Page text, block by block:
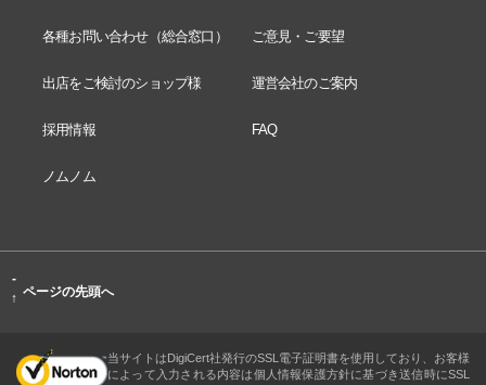
各種お問い合わせ（総合窓口） ご意見・ご要望
出店をご検討のショップ様 運営会社のご案内
採用情報 FAQ
ノムノム
-
↑ ページの先頭へ
当サイトはDigiCert社発行のSSL電子証明書を使用しており、お客様
によって入力される内容は個人情報保護方針に基づき送信時にSSL